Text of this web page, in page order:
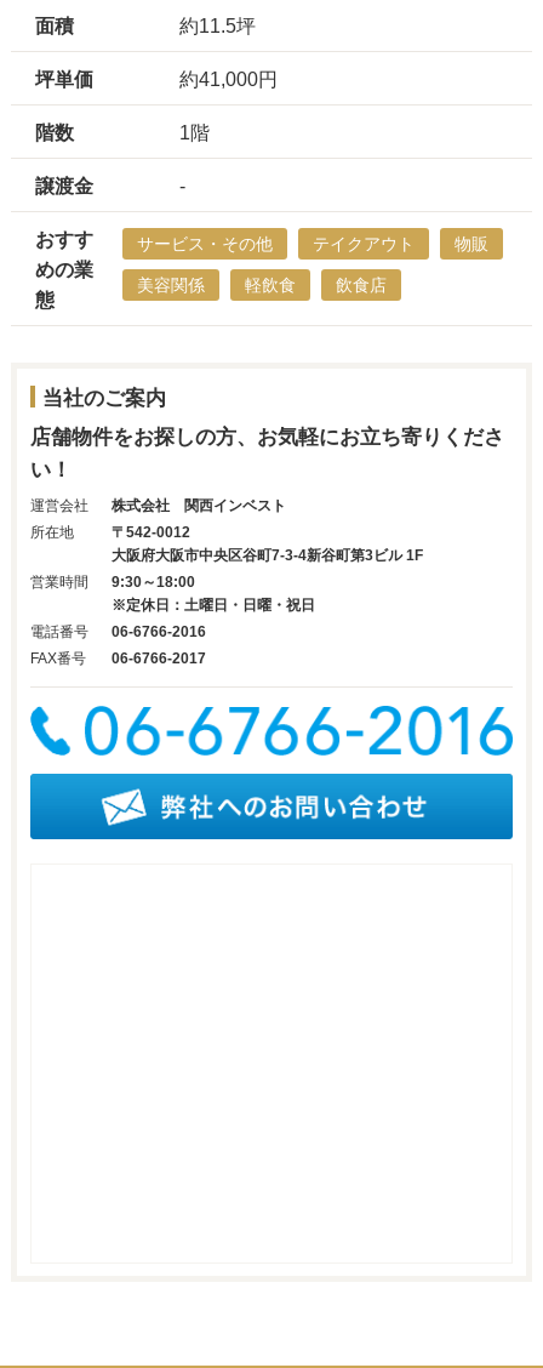
面積 約11.5坪
坪単価 約41,000円
階数 1階
譲渡金 -
おすす
めの業
態
サービス・その他 テイクアウト 物販
美容関係 軽飲食 飲食店
当社のご案内
店舗物件をお探しの方、お気軽にお立ち寄りくださ
い！
運営会社
株式会社 関西インベスト
所在地
〒542-0012
大阪府大阪市中央区谷町7-3-4新谷町第3ビル 1F
営業時間
9:30～18:00
※定休日：土曜日・日曜・祝日
電話番号
06-6766-2016
FAX番号
06-6766-2017